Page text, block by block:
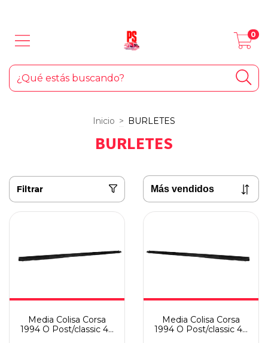
0
Inicio > BURLETES
BURLETES
Filtrar
Media Colisa Corsa
1994 O Post/classic 4p
Media Colisa Corsa
1994 O Post/classic 4p